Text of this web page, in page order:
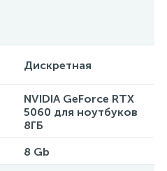
Дискретная
NVIDIA GeForce RTX
5060 для ноутбуков
8ГБ
8 Gb